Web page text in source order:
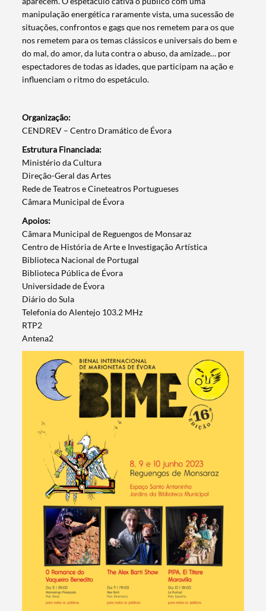
Categorias gerais
Filtros
manipulação energética raramente vista, uma sucessão de
situações, confrontos e gags que nos remetem para os que
nos remetem para os temas clássicos e universais do bem e
do mal, do amor, da luta contra o abuso, da amizade… por
espectadores de todas as idades, que participam na ação e
influenciam o ritmo do espetáculo.
Organização:
CENDREV – Centro Dramático de Évora
Estrutura Financiada:
Ministério da Cultura
Direção-Geral das Artes
Rede de Teatros e Cineteatros Portugueses
Câmara Municipal de Évora
Apoios:
Câmara Municipal de Reguengos de Monsaraz
Centro de História de Arte e Investigação Artística
Biblioteca Nacional de Portugal
Biblioteca Pública de Évora
Universidade de Évora
Diário do Sula
Telefonia do Alentejo 103.2 MHz
RTP2
Antena2